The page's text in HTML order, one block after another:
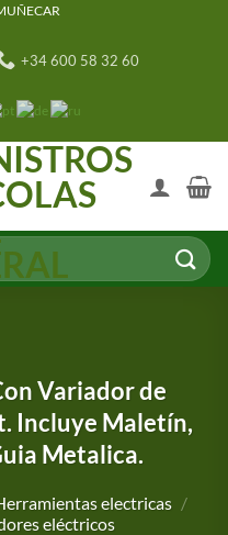
+34 600 58 32 60
Variador de
Incluye Maletín,
Metalica.
electricas /
eléctricos